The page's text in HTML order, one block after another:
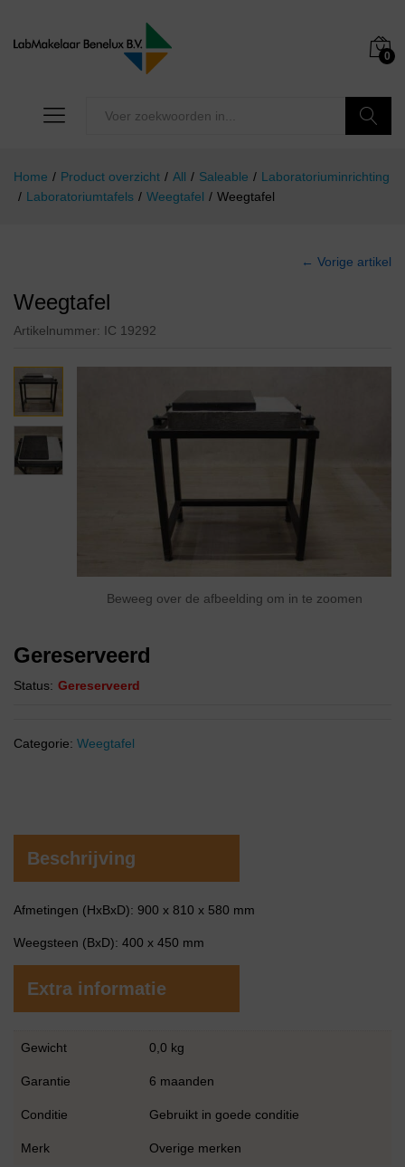
0
Home / Product overzicht / All / Saleable / Laboratoriuminrichting
/ Laboratoriumtafels / Weegtafel / Weegtafel
← Vorige artikel
Weegtafel
Artikelnummer: IC 19292
Beweeg over de afbeelding om in te zoomen
Gereserveerd
Status: Gereserveerd
Categorie: Weegtafel
Beschrijving
Afmetingen (HxBxD): 900 x 810 x 580 mm
Weegsteen (BxD): 400 x 450 mm
Extra informatie
Gewicht 0,0 kg
Garantie 6 maanden
Conditie Gebruikt in goede conditie
Merk Overige merken